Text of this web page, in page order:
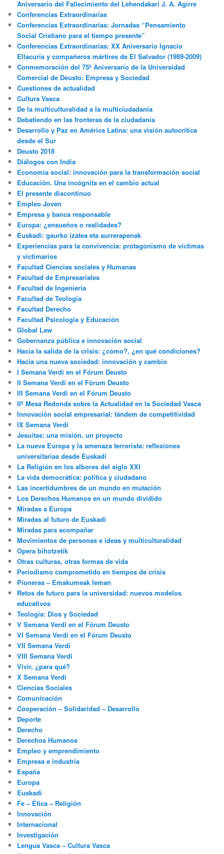
Aniversario del Fallecimiento del Lehendakari J. A. Agirre
Conferencias Extraordinarias
Conferencias Extraordinarias: Jornadas “Pensamiento
Social Cristiano para el tiempo presente”
Conferencias Extraordinarias: XX Aniversario Ignacio
Ellacuria y compañeros mártires de El Salvador (1989-2009)
Conmemoración del 75º Aniversario de la Universidad
Comercial de Deusto: Empresa y Sociedad
Cuestiones de actualidad
Cultura Vasca
De la multiculturalidad a la multiciudadania
Debatiendo en las fronteras de la ciudadanía
Desarrollo y Paz en América Latina: una visión autocrítica
desde el Sur
Deusto 2018
Diálogos con India
Economía social: innovación para la transformación social
Educación. Una incógnita en el cambio actual
El presente discontinuo
Empleo Joven
Empresa y banca responsable
Europa: ¿ensueños o realidades?
Euskadi: gaurko izatea eta aurrerapenak
Experiencias para la convivencia: protagonismo de víctimas
y victimarios
Facultad Ciencias sociales y Humanas
Facultad de Empresariales
Facultad de Ingeniería
Facultad de Teología
Facultad Derecho
Facultad Psicología y Educación
Global Law
Gobernanza pública e innovación social
Hacia la salida de la crisis: ¿cómo?, ¿en qué condiciones?
Hacia una nueva sociedad: innovación y cambio
I Semana Verdi en el Fórum Deusto
II Semana Verdi en el Fórum Deusto
III Semana Verdi en el Fórum Deusto
IIº Mesa Redonda sobre la Actualidad en la Sociedad Vasca
Innovación social empresarial: tándem de competitividad
IX Semana Verdi
Jesuitas: una misión, un proyecto
La nueva Europa y la amenaza terrorista: reflexiones
universitarias desde Euskadi
La Religión en los albores del siglo XXI
La vida democrática: política y ciudadano
Las incertidumbres de un mundo en mutación
Los Derechos Humanos en un mundo dividido
Miradas a Europa
Miradas al futuro de Euskadi
Miradas para acompañar
Movimientos de personas e ideas y multiculturalidad
Opera bihotzetik
Otras culturas, otras formas de vida
Periodismo comprometido en tiempos de crisis
Pioneras – Emakumeak leman
Retos de futuro para la universidad: nuevos modelos
educativos
Teología: Dios y Sociedad
V Semana Verdi en el Fórum Deusto
VI Semana Verdi en el Fórum Deusto
VII Semana Verdi
VIII Semana Verdi
Vivir, ¿para qué?
X Semana Verdi
Ciencias Sociales
Comunicación
Cooperación – Solidaridad – Desarrollo
Deporte
Derecho
Derechos Humanos
Empleo y emprendimiento
Empresa e industria
España
Europa
Euskadi
Fe – Ética – Religión
Innovación
Internacional
Investigación
Lengua Vasca – Cultura Vasca